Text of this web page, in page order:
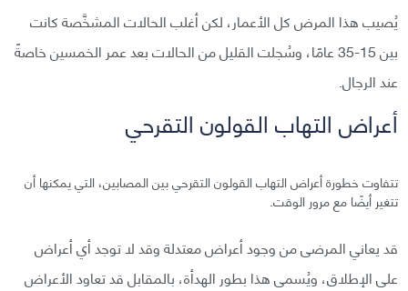
يُصيب هذا المرض كل الأعمار، لكن أغلب الحالات المشخَّصة كانت
بين 15-35 عامًا، وسُجلت القليل من الحالات بعد عمر الخمسين خاصةً
عند الرجال.
أعراض التهاب القولون التقرحي
تتفاوت خطورة أعراض التهاب القولون التقرحي بين المصابين، التي يمكنها أن
تتغير أيضًا مع مرور الوقت.
قد يعاني المرضى من وجود أعراض معتدلة وقد لا توجد أي أعراض
على الإطلاق، ويُسمى هذا بطور الهدأة، بالمقابل قد تعاود الأعراض